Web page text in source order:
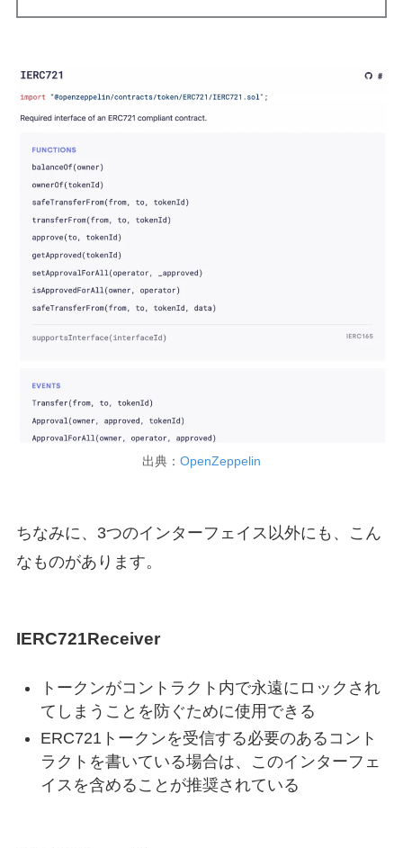
出典： OpenZeppelin
ちなみに、3つのインターフェイス以外にも、こん
なものがあります。
IERC721Receiver
トークンがコントラクト内で永遠にロックされ
てしまうことを防ぐために使用できる
ERC721トークンを受信する必要のあるコント
ラクトを書いている場合は、このインターフェ
イスを含めることが推奨されている